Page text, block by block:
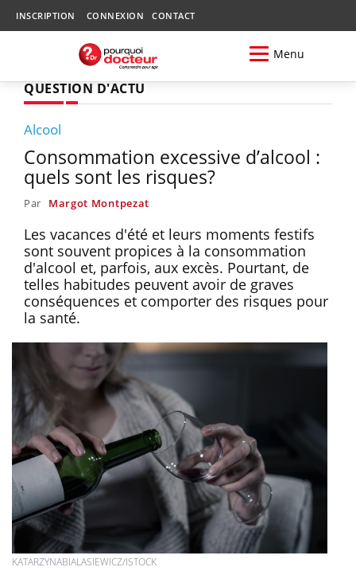
INSCRIPTION CONNEXION CONTACT
Menu
QUESTION D'ACTU
Alcool
Consommation excessive d’alcool :
quels sont les risques?
Par Margot Montpezat
Les vacances d'été et leurs moments festifs
sont souvent propices à la consommation
d'alcool et, parfois, aux excès. Pourtant, de
telles habitudes peuvent avoir de graves
conséquences et comporter des risques pour
la santé.
KATARZYNABIALASIEWICZ/ISTOCK